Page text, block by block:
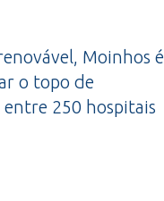
Moinhos é
o topo de
250 hospitais